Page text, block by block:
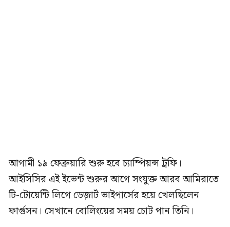
আগামী ১৯ ফেব্রুয়ারি শুরু হবে চ্যাম্পিয়ন্স ট্রফি।
আইসিসির এই ইভেন্ট শুরুর আগে সংযুক্ত আরব আমিরাতে
টি-টোয়েন্টি লিগে ডেজ়ার্ট ভাইপার্সের হয়ে খেলছিলেন
ফার্গুসন। সেখানে বোলিংয়ের সময় চোট পান তিনি।